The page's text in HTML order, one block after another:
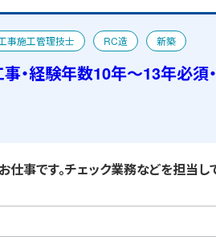
事施工管理技士 RC造
新築
・経験年数10年～13年必須
です。チェック業務などを担当し